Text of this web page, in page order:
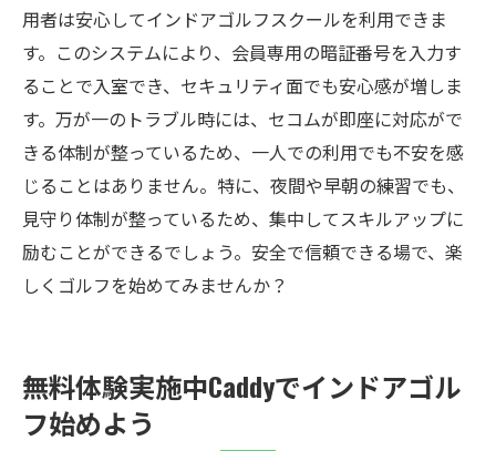
用者は安心してインドアゴルフスクールを利用できま
す。このシステムにより、会員専用の暗証番号を入力す
ることで入室でき、セキュリティ面でも安心感が増しま
す。万が一のトラブル時には、セコムが即座に対応がで
きる体制が整っているため、一人での利用でも不安を感
じることはありません。特に、夜間や早朝の練習でも、
見守り体制が整っているため、集中してスキルアップに
励むことができるでしょう。安全で信頼できる場で、楽
しくゴルフを始めてみませんか？
無料体験実施中Caddyでインドアゴル
フ始めよう